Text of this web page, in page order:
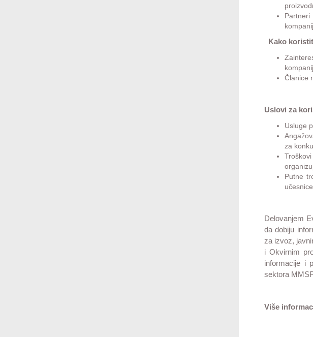
Kako
Članice
Uslovi za
Usluge
za
Putne
učesnice.
Delovanjem
da dobiju
za izvoz,
i Okvirnim
informacije i
sektora
Više